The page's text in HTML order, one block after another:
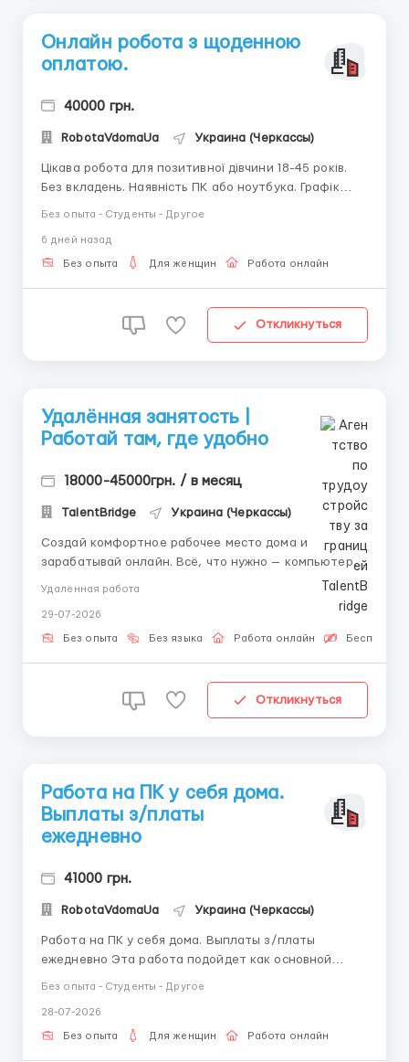
Онлайн робота з щоденною
оплатою.
40000 грн.
RobotaVdomaUa Украина (Черкассы)
Цікава робота для позитивної дівчини 18-45 років.
Без вкладень. Наявність ПК або ноутбука. Графік
пишіть в telegram + 38(068) 584-84-08
@robotaUAdoma ...
Без опыта - Студенты - Другое
6 дней назад
Без опыта Для женщин Работа онлайн
Откликнуться
Удалённая занятость |
Работай там, где удобно
18000-45000грн. / в месяц
TalentBridge Украина (Черкассы)
Создай комфортное рабочее место дома и
зарабатывай онлайн. Всё, что нужно — компьютер и
клиентами — Использование готовых сообщений —
Поддержание активности аккаунта 🎓 Мы
предлагаем: — Бесплатное обучение &mdas...
Удаленная работа
29-07-2026
Без опыта Без языка Работа онлайн
Откликнуться
Работа на ПК у себя дома.
Выплаты з/платы
ежедневно
41000 грн.
RobotaVdomaUa Украина (Черкассы)
Работа на ПК у себя дома. Выплаты з/платы
ежедневно Эта работа подойдет как основной
требуется. Без продаж , не маркетинг. Написание
писем , периодический выход онлайн (без
Без опыта - Студенты - Другое
28-07-2026
Без опыта Для женщин Работа онлайн